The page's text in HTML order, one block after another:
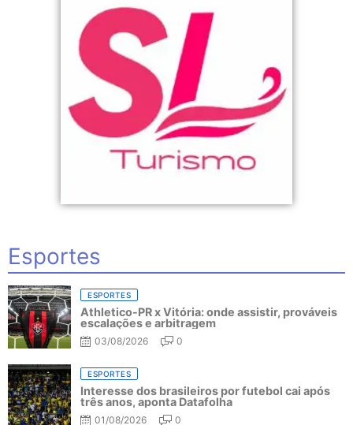
Esportes
ESPORTES
Athletico-PR x Vitória: onde assistir, prováveis
escalações e arbitragem
03/08/2026 0
ESPORTES
Interesse dos brasileiros por futebol cai após
três anos, aponta Datafolha
01/08/2026 0